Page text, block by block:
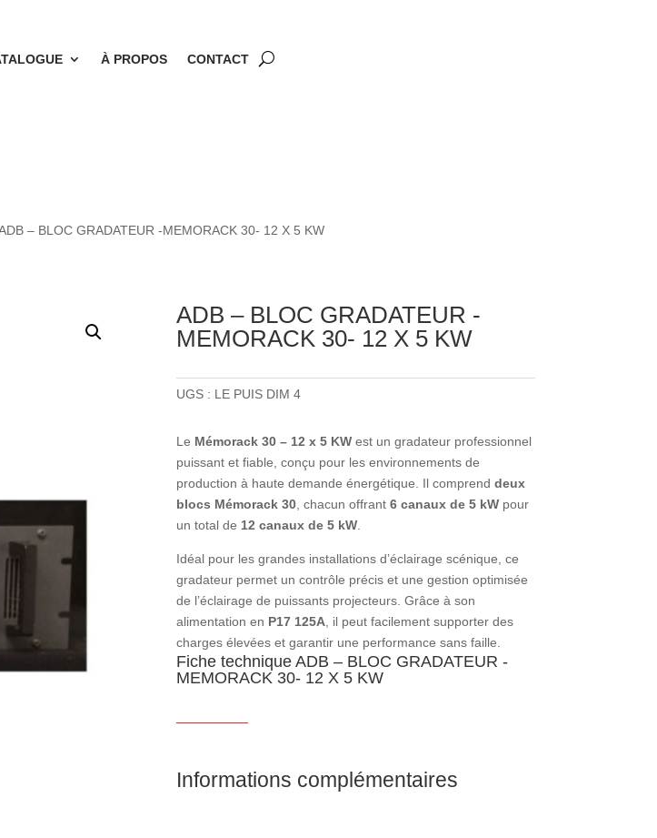
À PROPOS CONTACT
– BLOC GRADATEUR -MEMORACK 30- 12 X 5 KW
ADB – BLOC GRADATEUR -
MEMORACK 30- 12 X 5 KW
UGS : LE PUIS DIM 4
Le Mémorack 30 – 12 x 5 KWest un gradateur professionnel
puissant et fiable, conçu pour les environnements de
production à haute demande énergétique. Il comprend deux
blocs Mémorack 30, chacun offrant 6 canaux de 5 kWpour
un total de 12 canaux de 5 kW.
Idéal pour les grandes installations d’éclairage scénique, ce
gradateur permet un contrôle précis et une gestion optimisée
de l’éclairage de puissants projecteurs. Grâce à son
alimentation en P17 125A, il peut facilement supporter des
charges élevées et garantir une performance sans faille.
Fiche technique ADB – BLOC GRADATEUR -
MEMORACK 30- 12 X 5 KW
Informations complémentaires